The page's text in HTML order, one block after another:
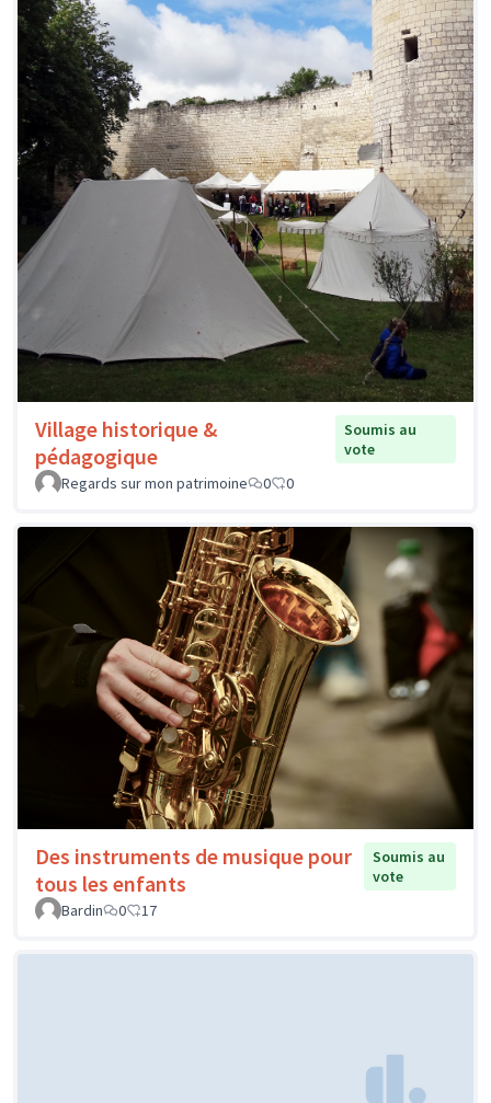
Village historique &
pédagogique
Soumis au
vote
Regards sur mon patrimoine
0 0
Des instruments de musique pour
tous les enfants
Soumis au
vote
Bardin
0 17